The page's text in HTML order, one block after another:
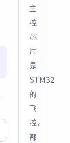
主
控
芯
片
是
STM32
的
飞
控，
都